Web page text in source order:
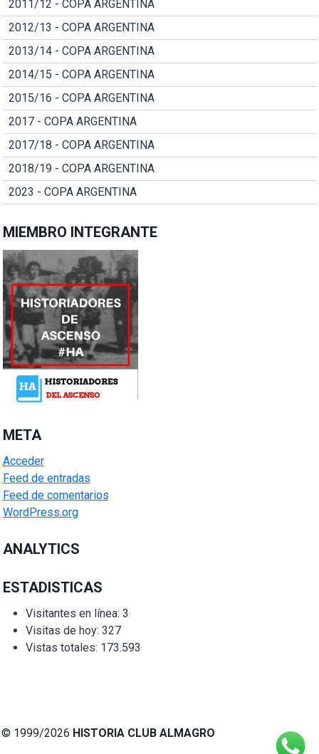
2011/12 - COPA ARGENTINA
2012/13 - COPA ARGENTINA
2013/14 - COPA ARGENTINA
2014/15 - COPA ARGENTINA
2015/16 - COPA ARGENTINA
2017 - COPA ARGENTINA
2017/18 - COPA ARGENTINA
2018/19 - COPA ARGENTINA
2023 - COPA ARGENTINA
MIEMBRO INTEGRANTE
META
Acceder
Feed de entradas
Feed de comentarios
WordPress.org
ANALYTICS
ESTADISTICAS
Visitantes en línea: 3
Visitas de hoy: 327
Vistas totales: 173.593
© 1999/2026 HISTORIA CLUB ALMAGRO